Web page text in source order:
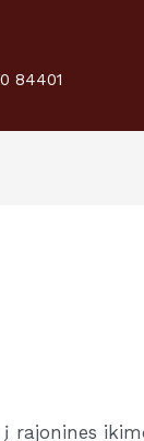
84401
rajonines